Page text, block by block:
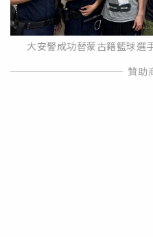
大安警成功替蒙古籍籃球選